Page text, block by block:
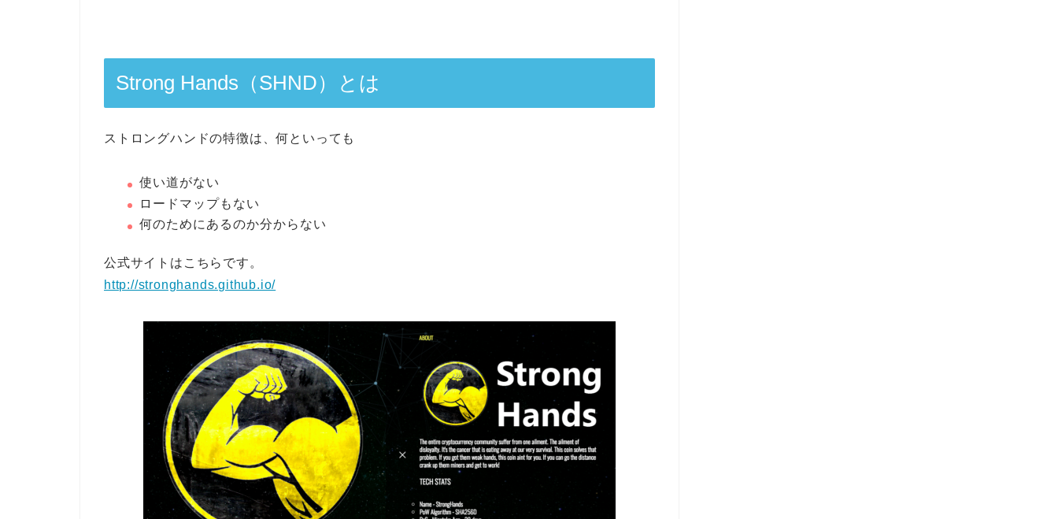
Strong Hands（SHND）とは
ストロングハンドの特徴は、何といっても
使い道がない
ロードマップもない
何のためにあるのか分からない
公式サイトはこちらです。
http://stronghands.github.io/